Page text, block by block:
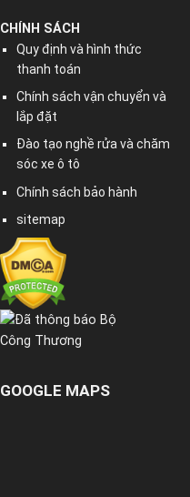
CHÍNH SÁCH
Quy định và hình thức
thanh toán
Chính sách vận chuyển và
lắp đặt
Đào tạo nghề rửa và chăm
sóc xe ô tô
Chính sách bảo hành
sitemap
GOOGLE MAPS